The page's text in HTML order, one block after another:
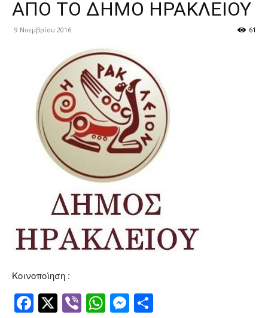
ΑΠΟ ΤΟ ΔΗΜΟ ΗΡΑΚΛΕΙΟΥ
9 Νοεμβρίου 2016 61
Κοινοποίηση :
Facebook
Twitter
ViberWhatsApp
Messenger